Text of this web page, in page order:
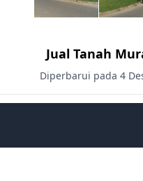
Jual Tanah
Diperbarui pada 4